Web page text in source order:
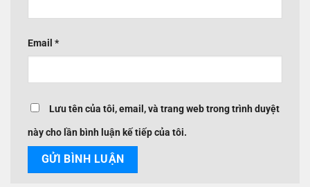
Email *
Lưu tên của tôi, email, và trang web trong trình duyệt
này cho lần bình luận kế tiếp của tôi.